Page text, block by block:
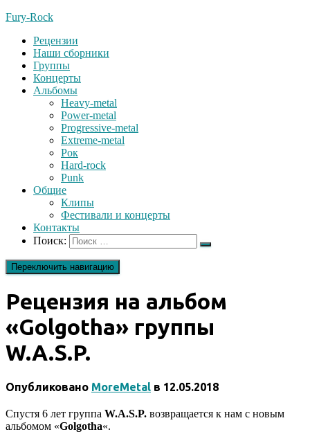
Fury-Rock
Рецензии
Наши сборники
Группы
Концерты
Альбомы
Heavy-metal
Power-metal
Progressive-metal
Extreme-metal
Рок
Hard-rock
Punk
Общие
Клипы
Фестивали и концерты
Контакты
Поиск:
Переключить навигацию
Рецензия на альбом
«Golgotha» группы
W.A.S.P.
Опубликовано MoreMetal в 12.05.2018
Спустя 6 лет группа W.A.S.P. возвращается к нам с новым
альбомом «Golgotha«.